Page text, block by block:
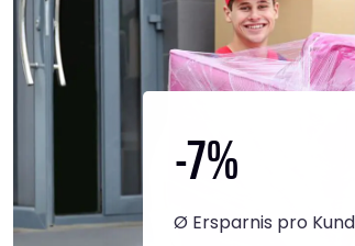
-7%
Ø Ersparnis pro